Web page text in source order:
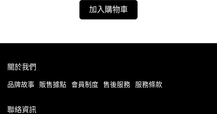
加入購物車
關於我們
品牌故事 販售據點 會員制度 售後服務 服務條款
聯絡資訊